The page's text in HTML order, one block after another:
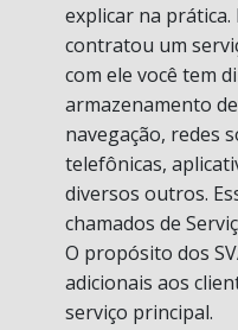
explicar na
contratou um
com ele você tem
armazenamento
navegação, redes
telefônicas,
diversos outros.
chamados de
O propósito dos
adicionais aos
serviço principal.